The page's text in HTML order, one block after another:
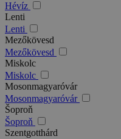
Hévíz
Lenti
Lenti
Mezőkövesd
Mezőkövesd
Miskolc
Miskolc
Mosonmagyaróvár
Mosonmagyaróvár
Šoproň
Šoproň
Szentgotthárd